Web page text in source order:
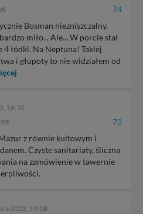
74
Bosman niezniszczalny.
miło... Ale... W porcie stał
4 łódki. Na Neptuna! Takiej
i głupoty to nie widziałem od
16:50
73
z równie kultowym i
Czyste sanitariaty, śliczna
na zamówienie w tawernie
2022, 19:08